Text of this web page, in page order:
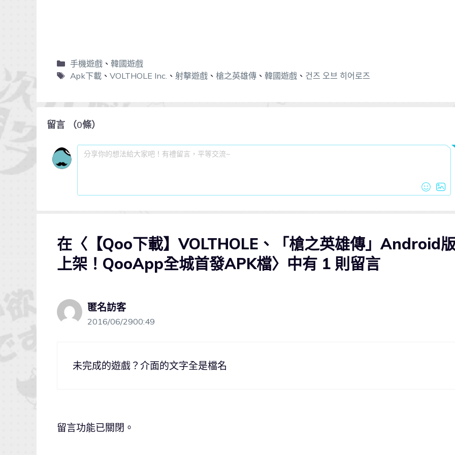
手機遊戲、 韓國遊戲
Apk下載、 VOLTHOLE Inc. 、 射擊遊戲、 槍之英雄傳、 韓國遊戲、 건즈 오브 히어로즈
留言 （0條）
在〈【Qoo下載】VOLTHOLE、「槍之英雄傳」Android
上架！QooApp全城首發APK檔〉中有 1 則留言
匿名訪客
2016/06/2900:49
未完成的遊戲？介面的文字全是檔名
留言功能已關閉。